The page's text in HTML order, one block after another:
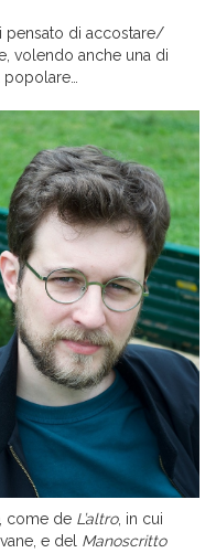
pensato di accostare/
volendo anche una di
, come de L’altro, in cui
e del Manoscritto